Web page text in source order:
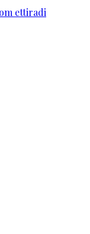
ettiradi